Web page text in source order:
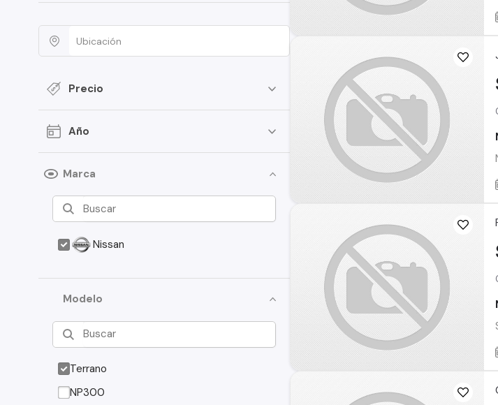
Precio
Año
Marca
Nissan
Modelo
Terrano
NP300